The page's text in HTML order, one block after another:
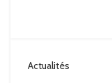
Actualités